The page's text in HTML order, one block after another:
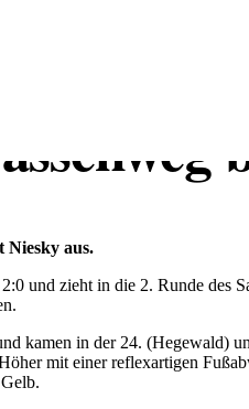
Niesky aus.
und zieht in die 2. Runde des
kamen in der 24.
mit einer reflexartigen